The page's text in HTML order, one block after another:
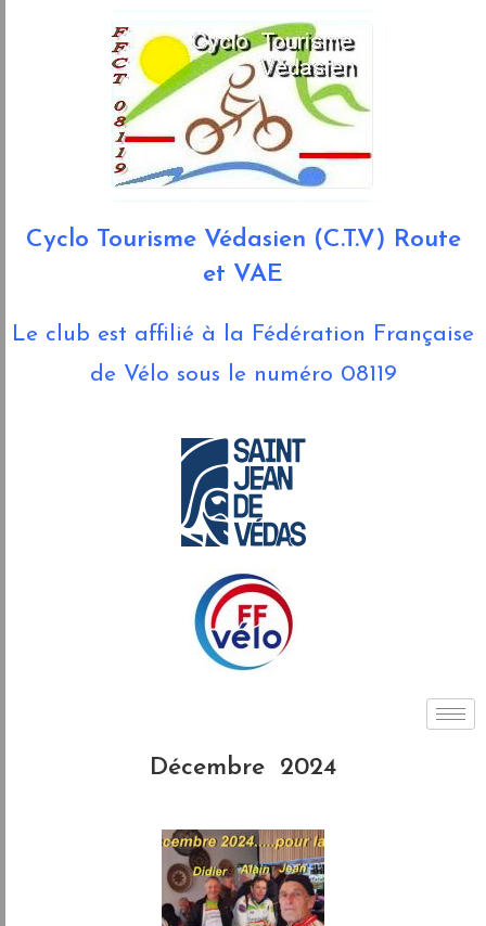
Cyclo Tourisme Védasien (C.T.V) Route
et VAE
Le club est affilié à la Fédération Française
de Vélo sous le numéro 08119
Décembre 2024